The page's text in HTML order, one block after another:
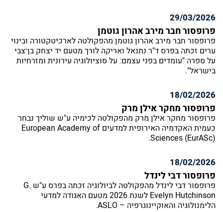
29/03/2026
פרופסור חבר מירב אהרון גוטמן
פרופסור חבר מירב אהרון גוטמן מהפקולטה לארכיטקטורה ובינוי
ערים זכתה בפרס ד"ר נתנאל ואריקה לורך מטעם יד יצחק בן־צבי
על ספרה "עומדים בפני עצמם: על סוציולוגיה עירונית ומזרחיות
בישראל".
18/02/2026
פרופסור מחקר אילן מרק
פרופסור מחקר אילן מרק מהפקולטה לכימיה ע"ש שוליך נבחר
כעמית האקדמיה האירופית למדעים European Academy of
Sciences (EurASc).
18/02/2026
פרופסור דבי לינדל
פרופסור דבי לינדל מהפקולטה לביולוגיה זכתה בפרס ע"ש G.
Evelyn Hutchinson לשנת 2026 מטעם האגודה למדעי
הלימנולוגיה והאוקיינוגרפיה – ASLO.